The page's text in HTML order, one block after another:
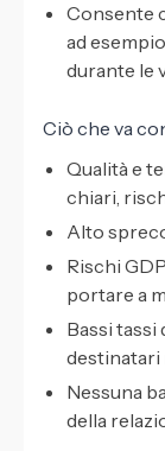
Consente
ad
durante le
Ciò che va
Qualità e
chiari,
Alto
Rischi
portare a
Bassi
destinatari
Nessuna
della